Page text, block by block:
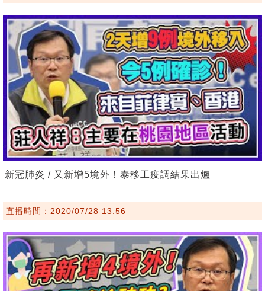
新冠肺炎 / 又新增5境外！泰移工疫調結果出爐
直播時間：2020/07/28 13:56